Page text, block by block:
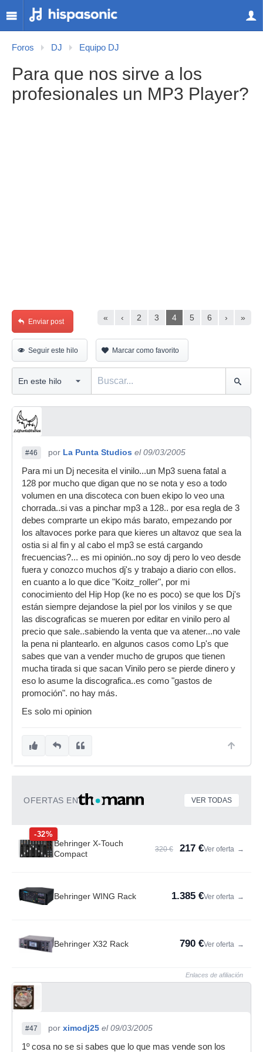
Foros DJ Equipo DJ
Para que nos sirve a los
profesionales un MP3 Player?
« ‹ 2 3 4 5 6 › »
Enviar post
Seguir este hilo Marcar como favorito
#46 por La Punta Studios el 09/03/2005
Para mi un Dj necesita el vinilo...un Mp3 suena fatal a
128 por mucho que digan que no se nota y eso a todo
volumen en una discoteca con buen ekipo lo veo una
chorrada..si vas a pinchar mp3 a 128.. por esa regla de 3
debes comprarte un ekipo más barato, empezando por
los altavoces porke para que kieres un altavoz que sea la
ostia si al fin y al cabo el mp3 se está cargando
frecuencias?... es mi opinión..no soy dj pero lo veo desde
fuera y conozco muchos dj's y trabajo a diario con ellos.
en cuanto a lo que dice "Koitz_roller", por mi
conocimiento del Hip Hop (ke no es poco) se que los Dj's
están siempre dejandose la piel por los vinilos y se que
las discograficas se mueren por editar en vinilo pero al
precio que sale..sabiendo la venta que va atener...no vale
la pena ni plantearlo. en algunos casos como Lp's que
sabes que van a vender mucho de grupos que tienen
mucha tirada si que sacan Vinilo pero se pierde dinero y
eso lo asume la discografica..es como "gastos de
promoción". no hay más.
Es solo mi opinion
OFERTAS EN VER TODAS
-32%
Behringer X-Touch
Compact
320 € 217 €Ver oferta →
Behringer WING Rack 1.385 €Ver oferta →
Behringer X32 Rack 790 €Ver oferta →
Enlaces de afiliación
#47 por ximodj25 el 09/03/2005
1º cosa no se si sabes que lo que mas vende son los